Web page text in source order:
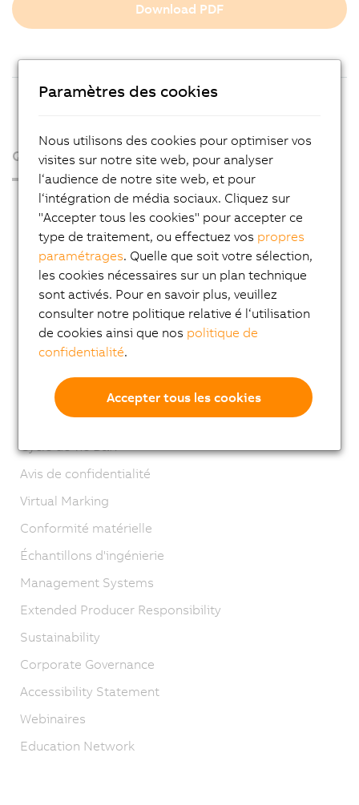
Download PDF
Qui sommes-nous ?
Espace presse
AutoMates
Service Email News
Carrière
Adresses
Mentions légales
Cycle de vie B&R
Avis de confidentialité
Virtual Marking
Conformité matérielle
Échantillons d'ingénierie
Management Systems
Extended Producer Responsibility
Sustainability
Corporate Governance
Accessibility Statement
Webinaires
Education Network
Paramètres des cookies
Nous utilisons des cookies pour optimiser vos
visites sur notre site web, pour analyser
l‘audience de notre site web, et pour
l‘intégration de média sociaux. Cliquez sur
"Accepter tous les cookies" pour accepter ce
type de traitement, ou effectuez vos propres
paramétrages. Quelle que soit votre sélection,
les cookies nécessaires sur un plan technique
sont activés. Pour en savoir plus, veuillez
consulter notre politique relative é l‘utilisation
de cookies ainsi que nos politique de
confidentialité.
Accepter tous les cookies